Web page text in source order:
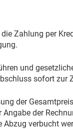
Zahlung per
und
sofort zur
der
der
verbucht